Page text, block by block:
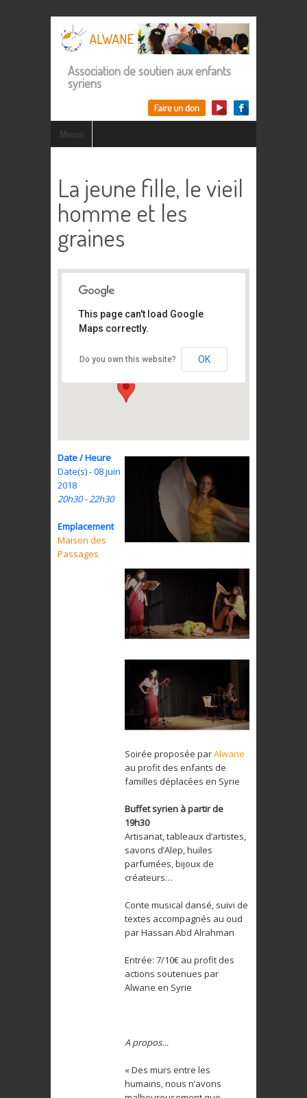
Association de soutien aux enfants
syriens
Menu
La jeune fille, le vieil
homme et les
graines
This page can't load Google
Maps correctly.
Do you own this website? OK
Date / Heure
Date(s) - 08 juin
2018
20h30 - 22h30
Emplacement
Maison des
Passages
Soirée proposée parAlwane
au profit des enfants de
familles déplacées en Syrie
Buffet syrien à partir de
19h30
Artisanat, tableaux d’artistes,
savons d’Alep, huiles
parfumées, bijoux de
créateurs…
Conte musical dansé, suivi de
textes accompagnés au oud
par Hassan Abd Alrahman
Entrée: 7/10€ au profit des
actions soutenues par
Alwane en Syrie
A propos…
« Des murs entre les
humains, nous n’avons